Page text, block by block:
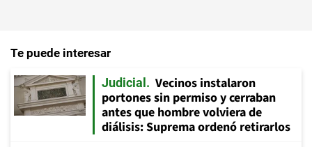
Te puede interesar
Judicial
Vecinos instalaron
portones sin permiso y cerraban
antes que hombre volviera de
diálisis: Suprema ordenó retirarlos